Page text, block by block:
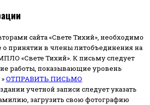
сайта «Свете Тихий», необходимо
о принятии в члены литобъединения на
«Свете Тихий». К письму следует
работы, показывающие уровень
ОТПРАВИТЬ ПИСЬМО
учетной записи следует указать
загрузить свою фотографию